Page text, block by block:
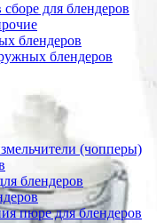
для блендеров
блендеров
блендеров
(чопперы)
блендеров
пюре для блендеров